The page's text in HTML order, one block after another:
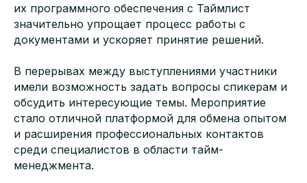
их программного обеспечения с Таймлист
значительно упрощает процесс работы с
документами и ускоряет принятие решений.
В перерывах между выступлениями участники
имели возможность задать вопросы спикерам и
обсудить интересующие темы. Мероприятие
стало отличной платформой для обмена опытом
и расширения профессиональных контактов
среди специалистов в области тайм-
менеджмента.